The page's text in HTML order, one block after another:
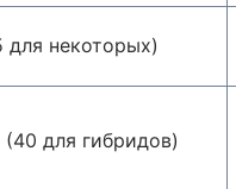
для некоторых)
(40 для гибридов)